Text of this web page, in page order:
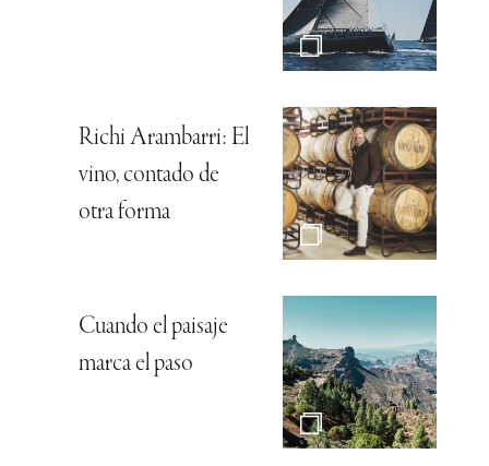
Richi Arambarri: El
vino, contado de
otra forma
Cuando el paisaje
marca el paso